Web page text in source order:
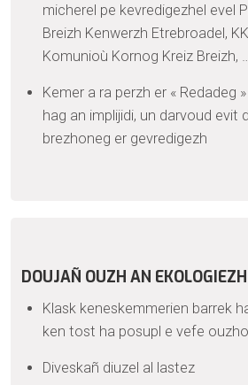
micherel pe kevredigezhel evel
Breizh Kenwerzh Etrebroadel,
Komunioù Kornog Kreiz Breizh,
Kemer a ra perzh er « Redadeg
hag an implijidi, un darvoud evit
brezhoneg er gevredigezh
DOUJAÑ OUZH AN
Klask keneskemmerien barrek
ken tost ha posupl e vefe
Diveskañ diuzel al lastez